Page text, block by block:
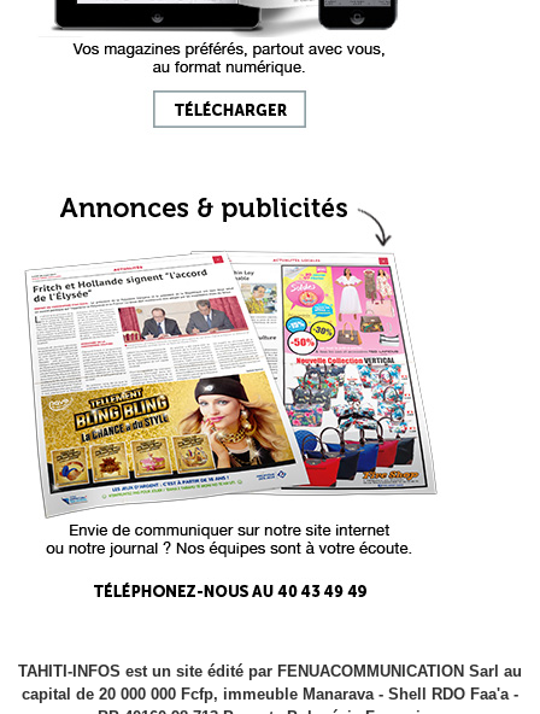
TAHITI-INFOS est un site édité par FENUACOMMUNICATION Sarl au
capital de 20 000 000 Fcfp, immeuble Manarava - Shell RDO Faa'a -